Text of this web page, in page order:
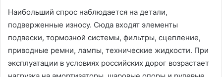
Наибольший спрос наблюдается на детали,
подверженные износу. Сюда входят элементы
подвески, тормозной системы, фильтры, сцепление,
приводные ремни, лампы, технические жидкости. При
эксплуатации в условиях российских дорог возрастает